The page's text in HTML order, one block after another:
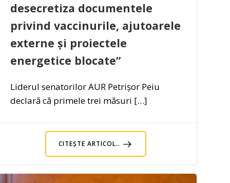
desecretiza documentele
privind vaccinurile, ajutoarele
externe și proiectele
energetice blocate”
Liderul senatorilor AUR Petrișor Peiu
declară că primele trei măsuri […]
CITEȘTE ARTICOL..